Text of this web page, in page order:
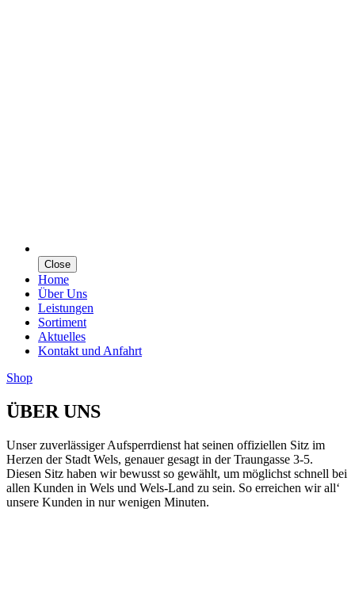
Close
Home
Über Uns
Leistungen
Sortiment
Aktuelles
Kontakt und Anfahrt
Shop
ÜBER UNS
Unser zuverlässiger Aufsperrdienst hat seinen offiziellen Sitz im
Herzen der Stadt Wels, genauer gesagt in der Traungasse 3-5.
Diesen Sitz haben wir bewusst so gewählt, um möglichst schnell bei
allen Kunden in Wels und Wels-Land zu sein. So erreichen wir all‘
unsere Kunden in nur wenigen Minuten.